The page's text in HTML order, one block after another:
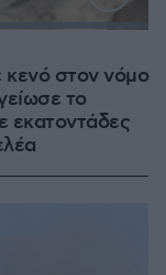
κενό στον νόμο
το
εκατοντάδες